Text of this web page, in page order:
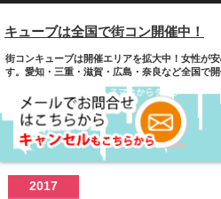
キューブは全国で街コン開催中！
街コンキューブは開催エリアを拡大中！女性が
す。愛知・三重・滋賀・広島・奈良など全国で開
2017